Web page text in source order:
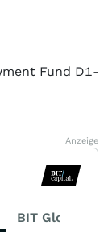
Anzeige
BIT Global